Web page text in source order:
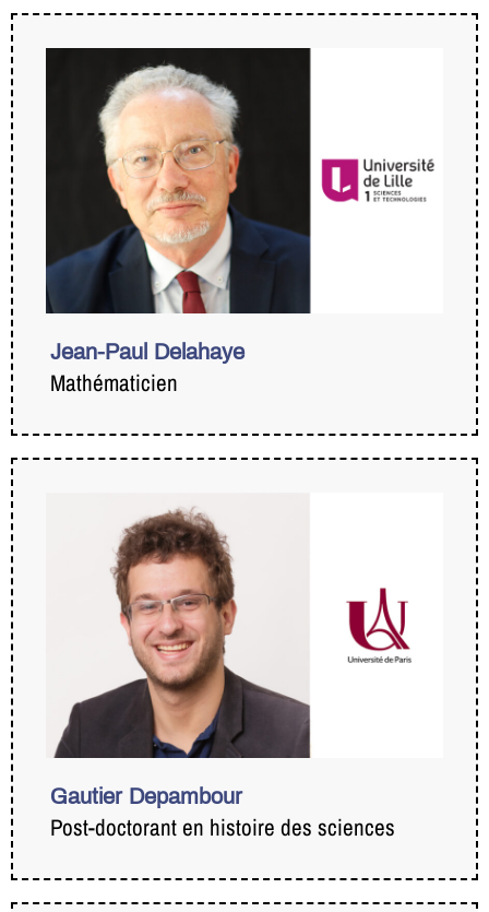
Jean-Paul Delahaye
Mathématicien
Gautier Depambour
Post-doctorant en histoire des sciences